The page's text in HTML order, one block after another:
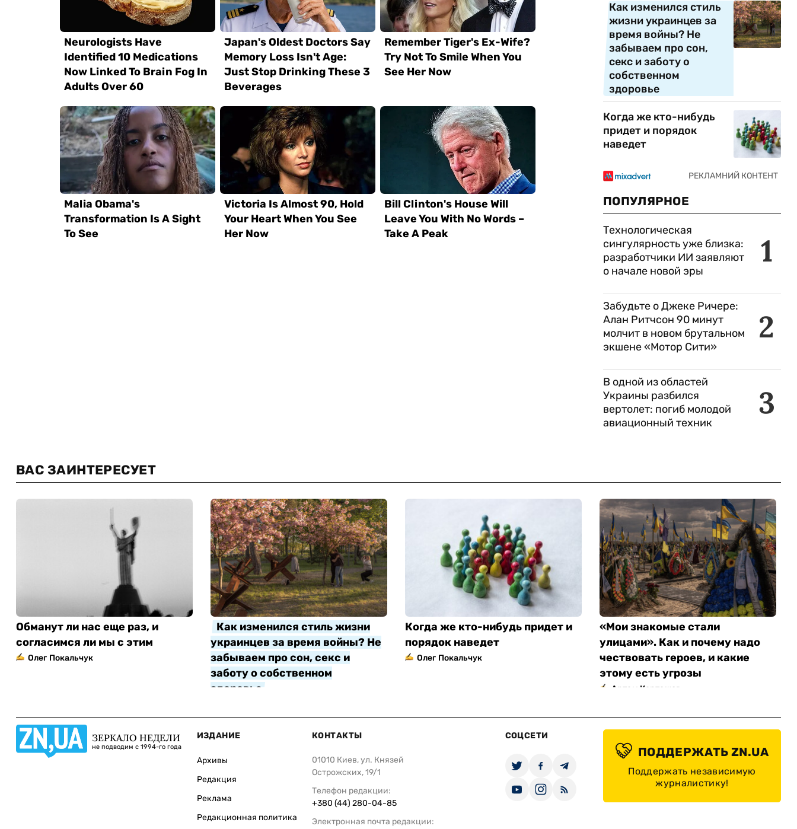
Как изменился стиль
жизни украинцев за
время войны? Не
забываем про сон,
секс и заботу о
собственном
здоровье
Когда же кто-нибудь
придет и порядок
наведет
ПОПУЛЯРНОЕ
1
Технологическая
сингулярность уже близка:
разработчики ИИ заявляют
о начале новой эры
2
Забудьте о Джеке Ричере:
Алан Ритчсон 90 минут
молчит в новом брутальном
экшене «Мотор Сити»
3
В одной из областей
Украины разбился
вертолет: погиб молодой
авиационный техник
ВАС ЗАИНТЕРЕСУЕТ
Обманут ли нас еще раз, и
согласимся ли мы с этим
Олег Покальчук
Как изменился стиль жизни
украинцев за время войны? Не
забываем про сон, секс и
заботу о собственном
здоровье
Когда же кто-нибудь придет и
порядок наведет
Олег Покальчук
«Мои знакомые стали
улицами». Как и почему надо
чествовать героев, и какие
этому есть угрозы
Артем Карташов
ЗЕРКАЛО НЕДЕЛИ
не подводим с 1994-го года
ИЗДАНИЕ
Архивы
Редакция
Реклама
Редакционная политика
КОНТАКТЫ
01010 Киев, ул. Князей
Острожских, 19/1
Телефон редакции:
+380 (44) 280-04-85
Электронная почта редакции:
СОЦСЕТИ
ПОДДЕРЖАТЬ ZN.UA
Поддержать независимую
журналистику!